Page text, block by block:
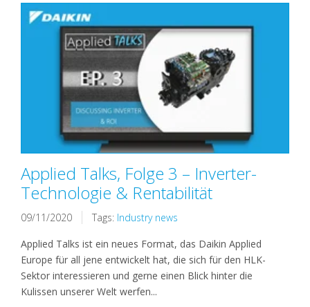
Applied Talks, Folge 3 – Inverter-
Technologie & Rentabilität
09/11/2020 Tags: Industry news
Applied Talks ist ein neues Format, das Daikin Applied
Europe für all jene entwickelt hat, die sich für den HLK-
Sektor interessieren und gerne einen Blick hinter die
Kulissen unserer Welt werfen...